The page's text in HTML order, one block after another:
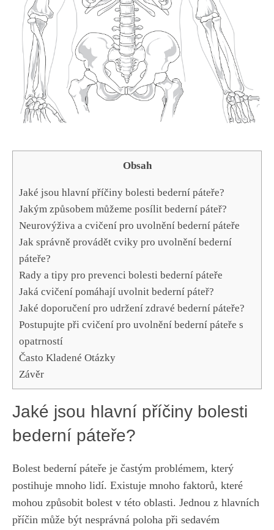
Obsah
Jaké jsou hlavní příčiny bolesti bederní páteře?
Jakým způsobem můžeme posílit bederní páteř?
Neurovýživa a cvičení pro uvolnění bederní páteře
Jak správně provádět cviky pro uvolnění bederní
páteře?
Rady a tipy pro prevenci bolesti bederní páteře
Jaká cvičení pomáhají uvolnit bederní páteř?
Jaké doporučení pro udržení zdravé bederní páteře?
Postupujte při cvičení pro uvolnění bederní páteře s
opatrností
Často Kladené Otázky
Závěr
Jaké jsou hlavní příčiny bolesti
bederní páteře?
Bolest bederní páteře je častým problémem, který
postihuje mnoho lidí. Existuje mnoho faktorů, které
mohou způsobit bolest v této oblasti. Jednou z hlavních
příčin může být nesprávná poloha při sedavém